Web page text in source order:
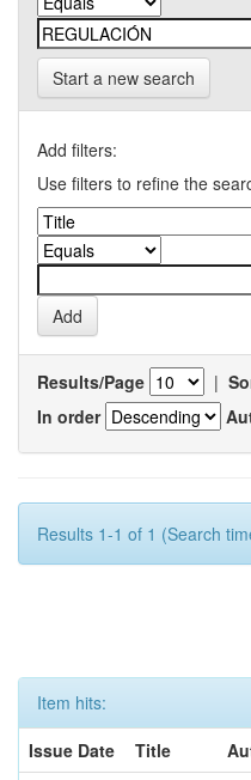
Start a new search
Add filters:
Use filters to refine the
Results/Page |
In order
Results 1-1 of 1 (Search
Item hits:
Issue Date
Title